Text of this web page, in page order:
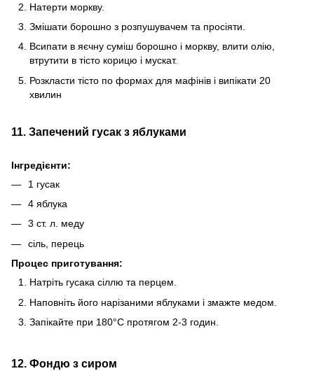
Натерти моркву.
Змішати борошно з розпушувачем та просіяти.
Всипати в яєчну суміш борошно і моркву, влити олію,
втрутити в тісто корицю і мускат.
Розкласти тісто по формах для мафінів і випікати 20
хвилин
11. Запечений гусак з яблуками
Інгредієнти:
1 гусак
4 яблука
3 ст. л. меду
сіль, перець
Процес приготування:
Натріть гусака сіллю та перцем.
Наповніть його нарізаними яблуками і змажте медом.
Запікайте при 180°C протягом 2-3 годин.
12. Фондю з сиром